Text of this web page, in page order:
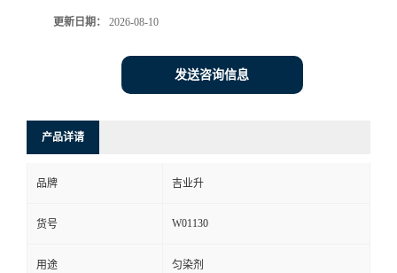
更新日期： 2026-08-10
发送咨询信息
产品详请
品牌 吉业升
货号 W01130
用途 匀染剂